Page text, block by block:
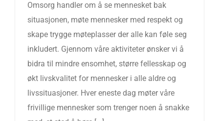
Omsorg handler om å se mennesket bak
situasjonen, møte mennesker med respekt og
skape trygge møteplasser der alle kan føle seg
inkludert. Gjennom våre aktiviteter ønsker vi å
bidra til mindre ensomhet, større fellesskap og
økt livskvalitet for mennesker i alle aldre og
livssituasjoner. Hver eneste dag møter våre
frivillige mennesker som trenger noen å snakke